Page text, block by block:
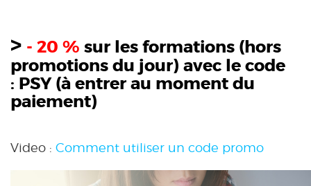
> - 20 % sur les formations (hors
promotions du jour) avec le code
: PSY(à entrer au moment du
paiement)
Video : Comment utiliser un code promo